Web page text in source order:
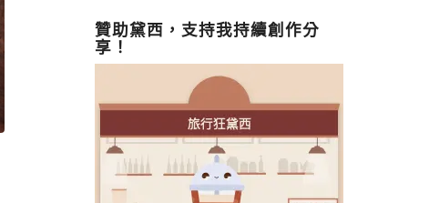
贊助黛西，支持我持續創作分
享！